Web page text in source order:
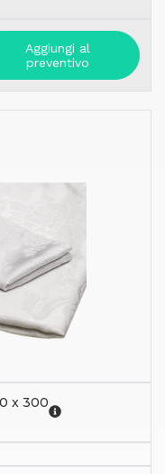
Aggiungi al
preventivo
x 300